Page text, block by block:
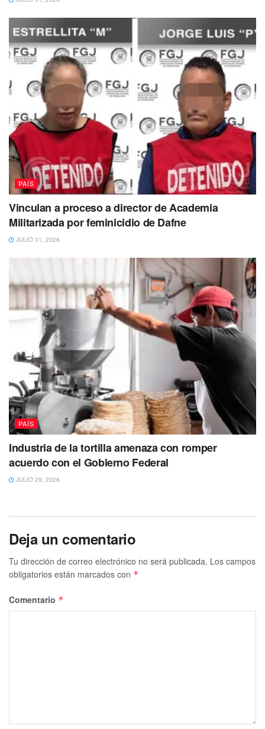
a favor de otro candidato en Coahuila. De esta manera,
Velasco se suma a la lista de aspirantes a la candidatura
presidencial por Morena.
PAÍS
Vinculan a proceso a director de Academia
Militarizada por feminicidio de Dafne
JULIO 31, 2026
PAÍS
Industria de la tortilla amenaza con romper
acuerdo con el Gobierno Federal
JULIO 29, 2026
Deja un comentario
Tu dirección de correo electrónico no será publicada. Los campos
obligatorios están marcados con *
Comentario *